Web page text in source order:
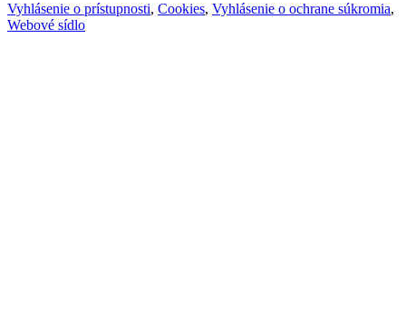
Vyhlásenie o prístupnosti, Cookies, Vyhlásenie o ochrane súkromia,
Webové sídlo